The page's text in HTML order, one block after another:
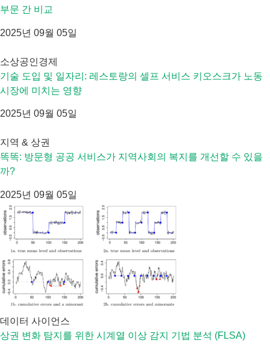
부문 간 비교
2025년 09월 05일
소상공인경제
기술 도입 및 일자리: 레스토랑의 셀프 서비스 키오스크가 노동
시장에 미치는 영향
2025년 09월 05일
지역 & 상권
똑똑: 방문형 공공 서비스가 지역사회의 복지를 개선할 수 있을
까?
2025년 09월 05일
데이터 사이언스
상권 변화 탐지를 위한 시계열 이상 감지 기법 분석 (FLSA)